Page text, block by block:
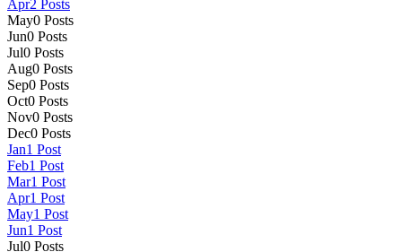
Apr2 Posts
May0 Posts
Jun0 Posts
Jul0 Posts
Aug0 Posts
Sep0 Posts
Oct0 Posts
Nov0 Posts
Dec0 Posts
Jan1 Post
Feb1 Post
Mar1 Post
Apr1 Post
May1 Post
Jun1 Post
Jul0 Posts